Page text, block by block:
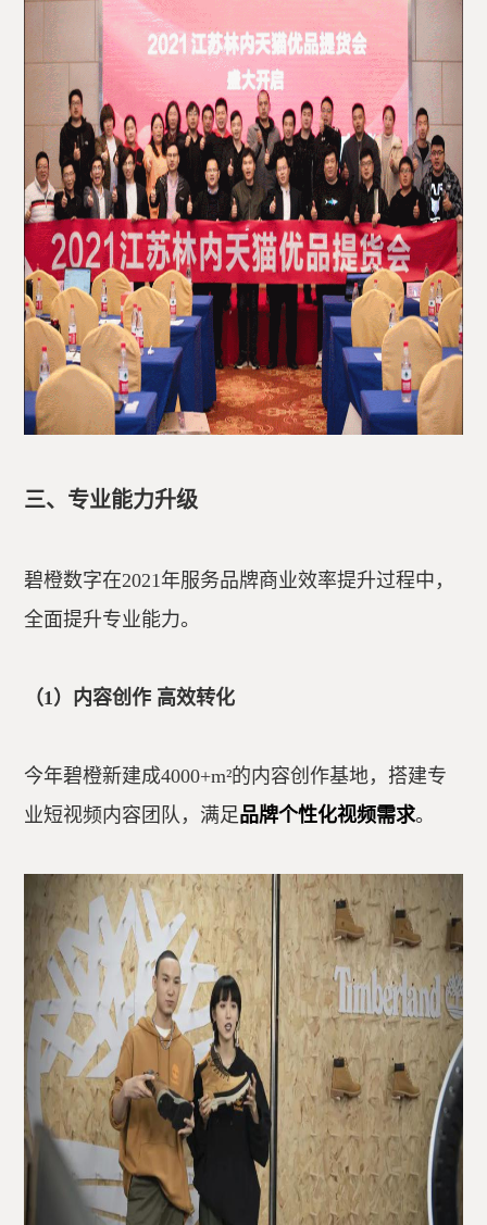
三、专业能力升级
碧橙数字在2021年服务品牌商业效率提升过程中，
全面提升专业能力。
（1）内容创作 高效转化
今年碧橙新建成4000+m²的内容创作基地，搭建专
业短视频内容团队，满足品牌个性化视频需求。